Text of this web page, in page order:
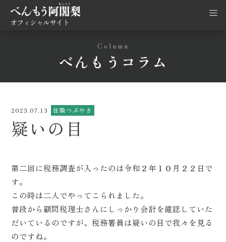
オフィシャルサイト
Column
べんもうコラム
2023.07.13 住職つぶやき
疑いの目
第二回に税務調査が入ったのは令和２年１０月２２日で
す。
この時は二人でやってこられました。
普段から顧問税理士さんにしっかり会計を確認していた
だいているのですが、税務署員は疑いの目で我々を見る
のですね。